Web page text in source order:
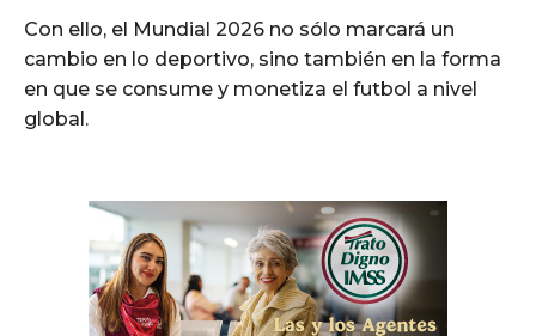
Con ello, el Mundial 2026 no sólo marcará un
cambio en lo deportivo, sino también en la forma
en que se consume y monetiza el futbol a nivel
global.